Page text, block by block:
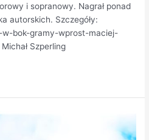
i sopranowy. Nagrał ponad
autorskich. Szczegóły:
bok-gramy-wprost-maciej-
Szperling